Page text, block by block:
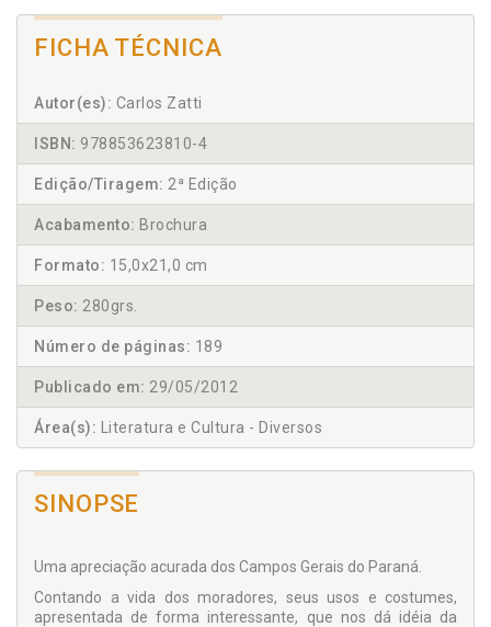
FICHA TÉCNICA
Autor(es): Carlos Zatti
ISBN: 978853623810-4
Edição/Tiragem: 2ª Edição
Acabamento: Brochura
Formato: 15,0x21,0 cm
Peso: 280grs.
Número de páginas: 189
Publicado em: 29/05/2012
Área(s): Literatura e Cultura - Diversos
SINOPSE
Uma apreciação acurada dos Campos Gerais do Paraná.
Contando a vida dos moradores, seus usos e costumes,
apresentada de forma interessante, que nos dá idéia da